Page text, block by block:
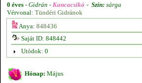
0 éves - Gidrán - Kancacsikó - Szín: sárga
Vérvonal: Tündéri Gidránok
Anya: 848436
Saját ID: 848442
Utódok: 0
Hónap: Május